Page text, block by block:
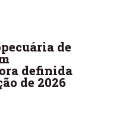
de
definida
de 2026